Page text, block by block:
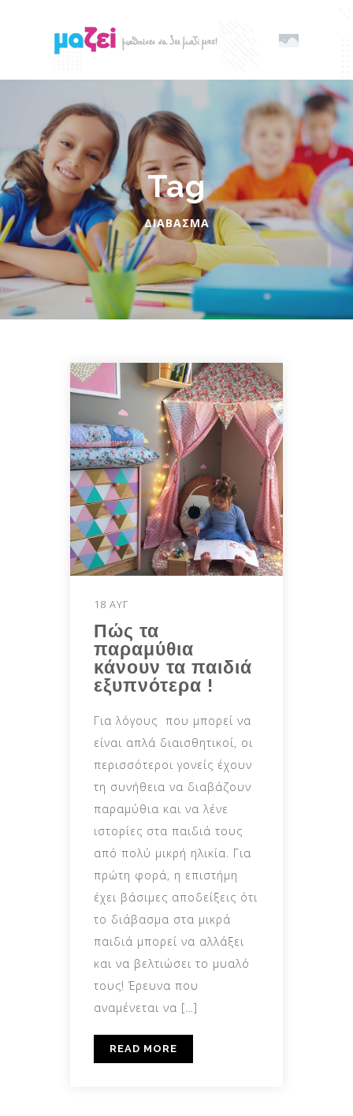
Tag
ΔΙΆΒΑΣΜΑ
18 ΑΥΓ
Πώς τα
παραμύθια
κάνουν τα παιδιά
εξυπνότερα !
Για λόγους που μπορεί να
είναι απλά διαισθητικοί, οι
περισσότεροι γονείς έχουν
τη συνήθεια να διαβάζουν
παραμύθια και να λένε
ιστορίες στα παιδιά τους
από πολύ μικρή ηλικία. Για
πρώτη φορά, η επιστήμη
έχει βάσιμες αποδείξεις ότι
το διάβασμα στα μικρά
παιδιά μπορεί να αλλάξει
και να βελτιώσει το μυαλό
τους! Έρευνα που
αναμένεται να […]
READ MORE